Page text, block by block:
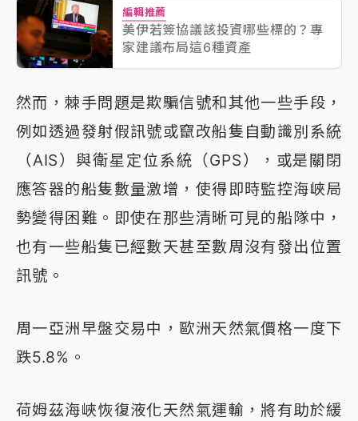
編輯推薦
美伊若簽協議該投資哪些標的？專
家建議布局這6種資產
然而，棘手問題是欺騙信號和其他一些手段，
例如透過發射假訊號或竄改船隻自動識別系統
（AIS）與衛星定位系統（GPS），或是關閉
應答器的船隻數量激增，使得即時監控海峽局
勢變得困難。即使在那些清晰可見的船隊中，
也有一些船隻已經數天甚至數周沒有發出位置
訊號。
周一亞洲早盤交易中，歐洲天然氣價格一度下
跌5.8%。
荷姆茲海峽恢復液化天然氣運輸，將有助於緩